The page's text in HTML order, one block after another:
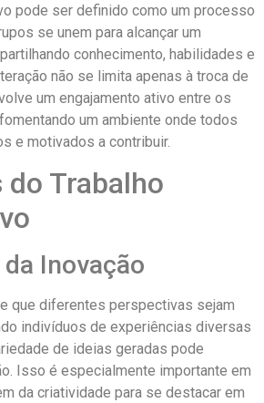
pode ser definido como um processo
se unem para alcançar um
conhecimento, habilidades e
não se limita apenas à troca de
um engajamento ativo entre os
um ambiente onde todos
e motivados a contribuir.
Trabalho
Inovação
que diferentes perspectivas sejam
indivíduos de experiências diversas
de ideias geradas pode
Isso é especialmente importante em
da criatividade para se destacar em